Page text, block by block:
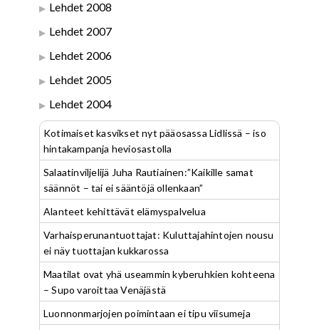
Lehdet 2008
Lehdet 2007
Lehdet 2006
Lehdet 2005
Lehdet 2004
Kotimaiset kasvikset nyt pääosassa Lidlissä – iso
hintakampanja heviosastolla
Salaatinviljelijä Juha Rautiainen:”Kaikille samat
säännöt – tai ei sääntöjä ollenkaan”
Alanteet kehittävät elämyspalvelua
Varhaisperunantuottajat: Kuluttajahintojen nousu
ei näy tuottajan kukkarossa
Maatilat ovat yhä useammin kyberuhkien kohteena
– Supo varoittaa Venäjästä
Luonnonmarjojen poimintaan ei tipu viisumeja